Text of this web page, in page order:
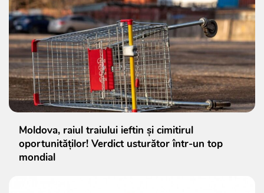
Moldova, raiul traiului ieftin și cimitirul
oportunităților! Verdict usturător într-un top
mondial